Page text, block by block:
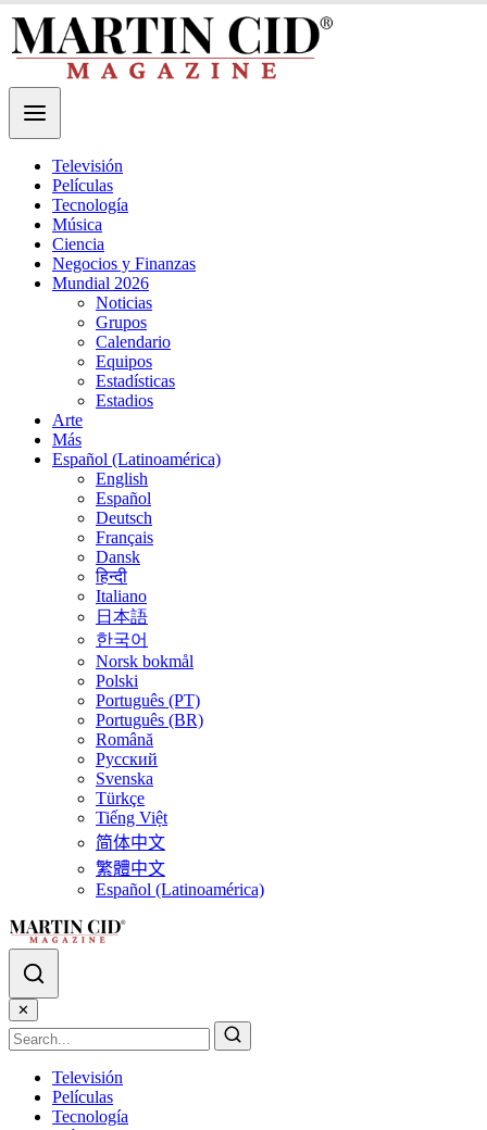
Televisión
Películas
Tecnología
Música
Ciencia
Negocios y Finanzas
Mundial 2026
Noticias
Grupos
Calendario
Equipos
Estadísticas
Estadios
Arte
Más
Español (Latinoamérica)
English
Español
Deutsch
Français
Dansk
हिन्दी
Italiano
日本語
한국어
Norsk bokmål
Polski
Português (PT)
Português (BR)
Română
Русский
Svenska
Türkçe
Tiếng Việt
简体中文
繁體中文
Español (Latinoamérica)
✕
Televisión
Películas
Tecnología